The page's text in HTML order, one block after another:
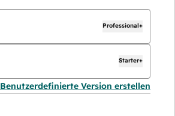
Professional+
Starter+
Benutzerdefinierte Version erstellen